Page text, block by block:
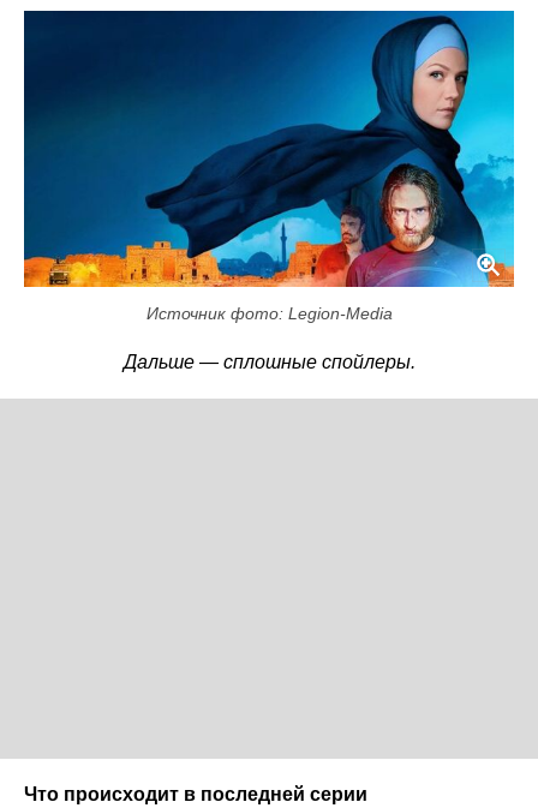
Источник фото: Legion-Media
Дальше — сплошные спойлеры.
Что происходит в последней серии